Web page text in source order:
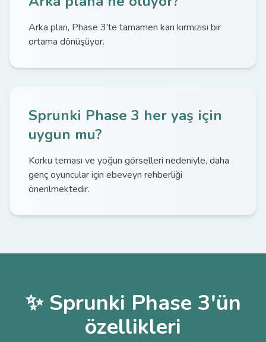
Arka plan, Phase 3'te tamamen kan kırmızısı bir
ortama dönüşüyor.
Sprunki Phase 3 her yaş için
uygun mu?
Korku teması ve yoğun görselleri nedeniyle, daha
genç oyuncular için ebeveyn rehberliği
önerilmektedir.
✨ Sprunki Phase 3'ün
özellikleri